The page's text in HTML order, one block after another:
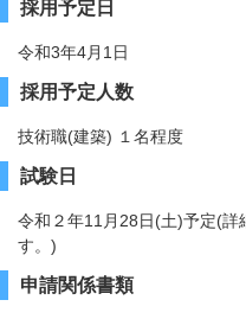
採用予定日
令和3年4月1日
採用予定人数
技術職(建築) １名程度
試験日
令和２年11月28日(土)予定(詳
す。)
申請関係書類